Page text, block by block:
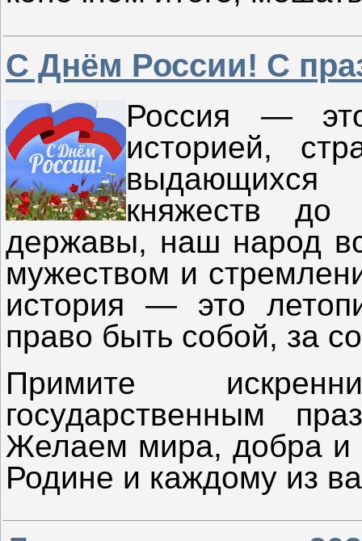
С Днём России! С
Россия —
историей,
выдающихся
княжеств до
державы, наш народ
мужеством и
история — это
право быть собой, за
Примите
государственным
Желаем мира, добра и
Родине и каждому из